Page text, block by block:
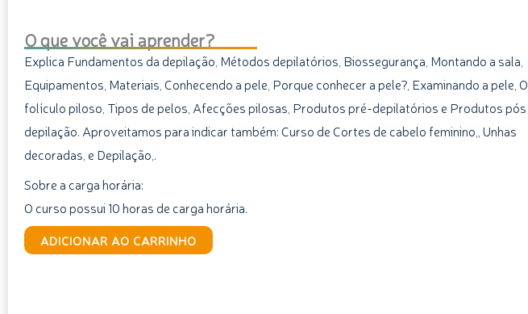
O que você vai aprender?
Explica Fundamentos da depilação, Métodos depilatórios, Biossegurança, Montando a sala,
Equipamentos, Materiais, Conhecendo a pele, Porque conhecer a pele?, Examinando a pele, O
folículo piloso, Tipos de pelos, Afecções pilosas, Produtos pré-depilatórios e Produtos pós
depilação. Aproveitamos para indicar também: Curso de Cortes de cabelo feminino,, Unhas
decoradas, e Depilação,.
Sobre a carga horária:
O curso possui 10 horas de carga horária.
Curso
de
ADICIONAR AO CARRINHO